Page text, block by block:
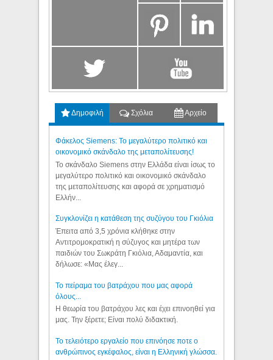
Δημοφιλή Σχόλια Αρχείο
Φάκελος Siemens: Το μεγαλύτερο πολιτικό και
οικονομικό σκάνδαλο της μεταπολίτευσης!
Το σκάνδαλο Siemens στην Ελλάδα είναι ίσως το
μεγαλύτερο πολιτικό και οικονομικό σκάνδαλο
της μεταπολίτευσης και αφορά σε χρηματισμό
Ελλήν...
Συγκλονίζει η κατάθεση της συζύγου του Γκιόλια
Έπειτα από 3,5 χρόνια κλήθηκε στην
Αντιτρομοκρατική η σύζυγος και μητέρα των
παιδιών του Σωκράτη Γκιόλια, Αδαμαντία, και
δήλωσε: «Μας έλεγ...
Το πείραμα του βατράχου που μας αφορά
όλους...
Η θεωρία του βατράχου λες και έχει επινοηθεί για
μας. Την ξέρετε; Είναι πολύ διδακτική.
Το τελειότερο εργαλείο που επινόησε ποτε ο
ανθρώπινος εγκέφαλος, είναι η Ελληνική γλώσσα.